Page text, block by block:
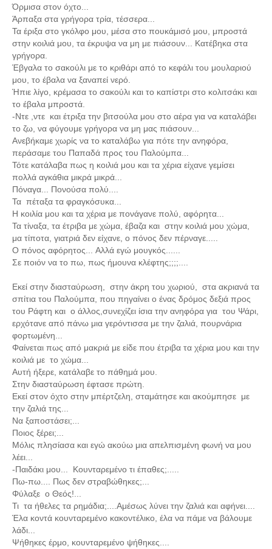
Όρμισα στον όχτο...
Άρπαξα στα γρήγορα τρία, τέσσερα...
Τα έριξα στο γκόλφο μου, μέσα στο πουκάμισό μου, μπροστά
στην κοιλιά μου, τα έκρυψα να μη με πιάσουν... Κατέβηκα στα
γρήγορα.
Έβγαλα το σακούλι με το κριθάρι από το κεφάλι του μουλαριού
μου, το έβαλα να ξαναπεί νερό.
Ήπιε λίγο, κρέμασα το σακούλι και το καπίστρι στο κολιτσάκι και
το έβαλα μπροστά.
-Ντε ,ντε και έτριξα την βιτσούλα μου στο αέρα για να καταλάβει
το ζω, να φύγουμε γρήγορα να μη μας πιάσουν...
Ανεβήκαμε χωρίς να το καταλάβω για πότε την ανηφόρα,
περάσαμε του Παπαδά προς του Παλούμπα...
Τότε κατάλαβα πως η κοιλιά μου και τα χέρια είχανε γεμίσει
πολλά αγκάθια μικρά μικρά...
Πόναγα... Πονούσα πολύ....
Τα πέταξα τα φραγκόσυκα...
Η κοιλία μου και τα χέρια με πονάγανε πολύ, αφόρητα...
Τα τίναξα, τα έτριβα με χώμα, έβαζα και στην κοιλιά μου χώμα,
μα τίποτα, γιατριά δεν είχανε, ο πόνος δεν πέρναγε.....
Ο πόνος αφόρητος... Αλλά εγώ μουγκός......
Σε ποιόν να το πω, πως ήμουνα κλέφτης;;;;....
Εκεί στην διασταύρωση, στην άκρη του χωριού, στα ακριανά τα
σπίτια του Παλούμπα, που πηγαίνει ο ένας δρόμος δεξιά προς
του Ράφτη και ο άλλος,συνεχίζει ίσια την ανηφόρα για του Ψάρι,
ερχότανε από πάνω μια γερόντισσα με την ζαλιά, πουρνάρια
φορτωμένη...
Φαίνεται πως από μακριά με είδε που έτριβα τα χέρια μου και την
κοιλιά με το χώμα...
Αυτή ήξερε, κατάλαβε το πάθημά μου.
Στην διασταύρωση έφτασε πρώτη.
Εκεί στον όχτο στην μπέρτζελη, σταμάτησε και ακούμπησε με
την ζαλιά της...
Να ξαποστάσει;...
Ποιος ξέρει;...
Μόλις πλησίασα και εγώ ακούω μια απελπισμένη φωνή να μου
λέει...
-Παιδάκι μου... Κουνταρεμένο τι έπαθες;.....
Πω-πω.... Πως δεν στραβώθηκες;...
Φύλαξε ο Θεός!...
Τι τα ήθελες τα ρημάδια;....Αμέσως λύνει την ζαλιά και αφήνει....
Έλα κοντά κουνταρεμένο κακοντέλικο, έλα να πάμε να βάλουμε
λάδι...
Ψήθηκες έρμο, κουνταρεμένο ψήθηκες....